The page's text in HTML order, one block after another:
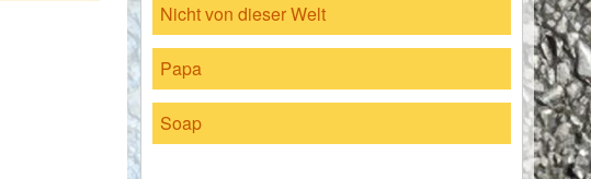
Nicht von dieser Welt
Papa
Soap